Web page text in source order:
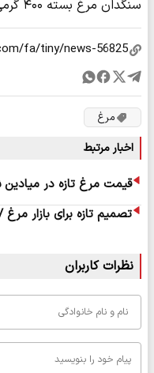
سنگدان مرغ بسته ۴۰۰ گرمی ۱۹۵ هزار تومان
مرغ
اخبار مرتبط
قیمت مرغ تازه در میادین
تصمیم تازه برای بازار
نظرات کاربران